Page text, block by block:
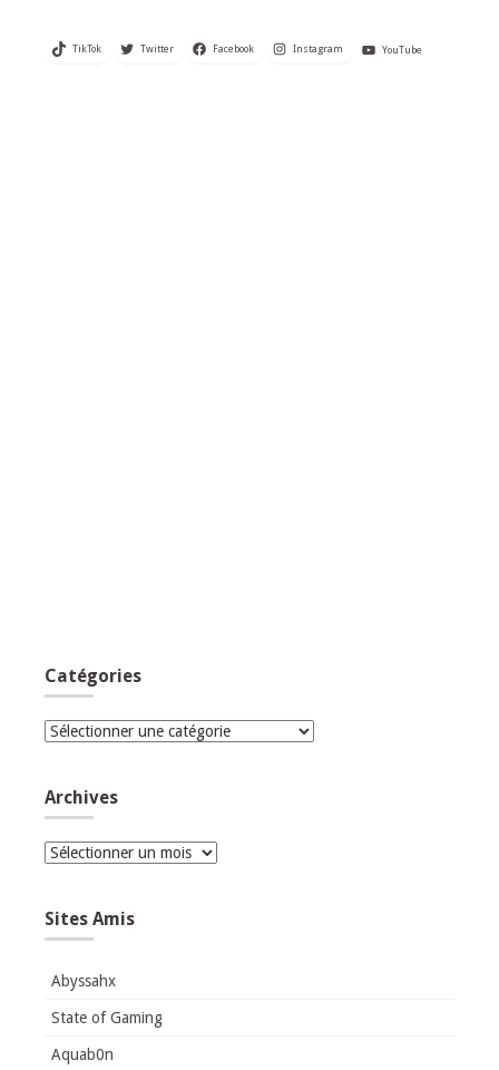
TikTok Twitter Facebook Instagram YouTube
Catégories
Catégories
Archives
Archives
Sites Amis
Abyssahx
State of Gaming
Aquab0n